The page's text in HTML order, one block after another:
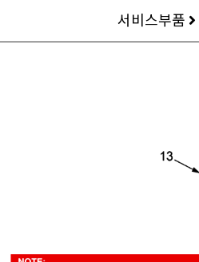
서비스부품